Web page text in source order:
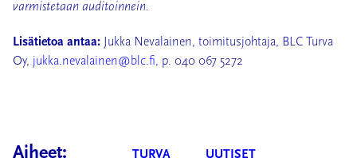
varmistetaan auditoinnein.
Lisätietoa antaa:
Jukka Nevalainen, toimitusjohtaja, BLC Turva
Oy, jukka.nevalainen@blc.fi, p. 040 067 5272
Aiheet: TURVA UUTISET